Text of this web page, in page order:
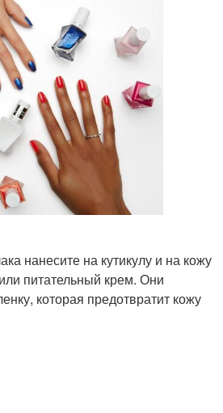
нанесите на кутикулу и на кожу
питательный крем. Они
которая предотвратит кожу